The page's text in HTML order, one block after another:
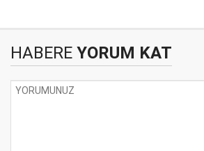
HABERE YORUM KAT